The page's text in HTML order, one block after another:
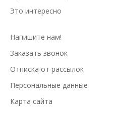
Это интересно
Напишите нам!
Заказать звонок
Отписка от рассылок
Персональные данные
Карта сайта